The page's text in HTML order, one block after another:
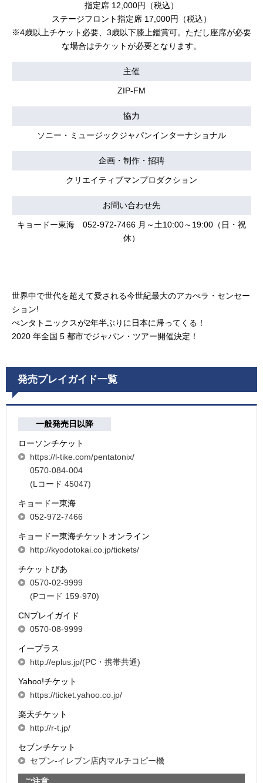
指定席 12,000円（税込）
ステージフロント指定席 17,000円（税込）
※4歳以上チケット必要、3歳以下膝上鑑賞可。ただし座席が必要
な場合はチケットが必要となります。
主催
ZIP-FM
協力
ソニー・ミュージックジャパンインターナショナル
企画・制作・招聘
クリエイティブマンプロダクション
お問い合わせ先
キョードー東海 052-972-7466 月～土10:00～19:00（日・祝
休）
世界中で世代を超えて愛される今世紀最大のアカぺラ・センセー
ション!
ぺンタトニックスが2年半ぶりに日本に帰ってくる！
2020 年全国 5 都市でジャパン・ツアー開催決定！
発売プレイガイド一覧
一般発売日以降
ローソンチケット
https://l-tike.com/pentatonix/
0570-084-004
(Lコード 45047)
キョードー東海
052-972-7466
キョードー東海チケットオンライン
http://kyodotokai.co.jp/tickets/
チケットぴあ
0570-02-9999
(Pコード 159-970)
CNプレイガイド
0570-08-9999
イープラス
http://eplus.jp/(PC・携帯共通)
Yahoo!チケット
https://ticket.yahoo.co.jp/
楽天チケット
http://r-t.jp/
セブンチケット
セブン-イレブン店内マルチコピー機
ご注意